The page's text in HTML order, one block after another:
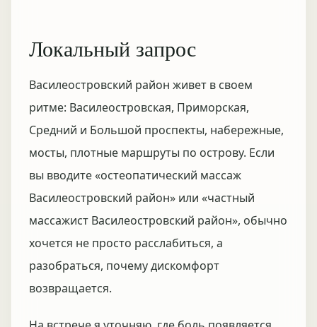
Локальный запрос
Василеостровский район живет в своем
ритме: Василеостровская, Приморская,
Средний и Большой проспекты, набережные,
мосты, плотные маршруты по острову. Если
вы вводите «остеопатический массаж
Василеостровский район» или «частный
массажист Василеостровский район», обычно
хочется не просто расслабиться, а
разобраться, почему дискомфорт
возвращается.